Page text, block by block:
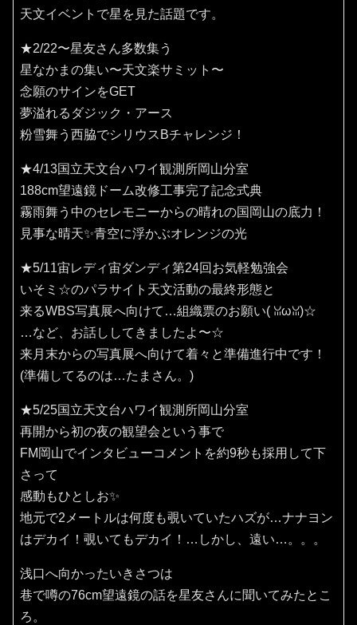
天文イベントで星を見た話題です。
★2/22〜星友さん多数集う
星なかまの集い〜天文楽サミット〜
念願のサインをGET
夢溢れるダジック・アース
粉雪舞う西脇でシリウスBチャレンジ！
★4/13国立天文台ハワイ観測所岡山分室
188cm望遠鏡ドーム改修工事完了記念式典
霧雨舞う中のセレモニーからの晴れの国岡山の底力！
見事な晴天✨️青空に浮かぶオレンジの光
★5/11宙レディ宙ダンディ第24回お気軽勉強会
いそミ☆のパラサイト天文活動の最終形態と
来るWBS写真展へ向けて…組織票のお願い(⁠ ⁠ꈍ⁠ω⁠ꈍ⁠)☆
…など、お話ししてきましたよ〜☆
来月末からの写真展へ向けて着々と準備進行中です！
(準備してるのは…たまさん。)
★5/25国立天文台ハワイ観測所岡山分室
再開から初の夜の観望会という事で
FM岡山でインタビューコメントを約9秒も採用して下
さって
感動もひとしお✨️
地元で2メートルは何度も覗いていたハズが…ナナヨン
はデカイ！覗いてもデカイ！…しかし、遠い…。。。
浅口へ向かったいきさつは
巷で噂の76cm望遠鏡の話を星友さんに聞いてみたとこ
ろ。